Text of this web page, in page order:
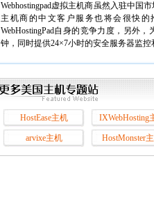
Webhostingpad虚拟主机商虽然入驻中国
主机商的中文客户服务也将会很快
WebHostingPad自身的竞争力度，另外
钟，同时提供24×7小时的安全服务器监控
HostEase主机 IXWebHosting
arvixe主机 HostMonster